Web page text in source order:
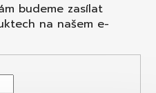
budeme zasílat
na našem e-